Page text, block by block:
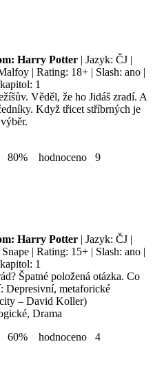
Harry Potter | Jazyk: ČJ |
| Rating: 18+ | Slash: ano |
1
Věděl, že ho Jidáš zradí. A
Když třicet stříbrných je
80% hodnoceno 9
Harry Potter | Jazyk: ČJ |
| Rating: 15+ | Slash: ano |
1
Špatné položená otázka. Co
Depresivní, metaforické
– David Koller)
Drama
60% hodnoceno 4